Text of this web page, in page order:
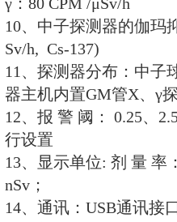
6、USB数据接
7、剂量率超阈
8、超阈值报警
能。
9、电池电量实
10、标配：